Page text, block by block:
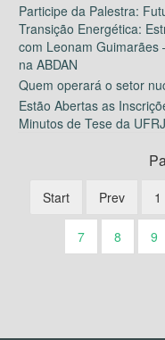
Participe da Palestra:
Transição Energética:
com Leonam Guimarães
na ABDAN
Quem operará o setor
Estão Abertas as
Minutos de Tese da
Start Prev 1
7 8 9